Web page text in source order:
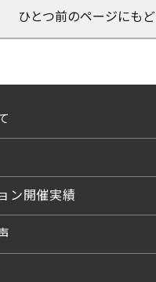
ひとつ前のページにも
ン開催実績